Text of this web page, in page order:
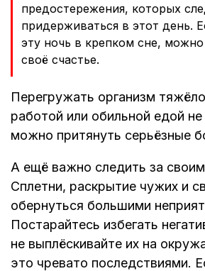
предостережения, которых
придерживаться в этот день.
эту ночь в крепком сне,
своё счастье.
Перегружать организм
работой или обильной едой
можно притянуть серьёзные
А ещё важно следить за
Сплетни, раскрытие чужих и
обернуться большими
Постарайтесь избегать
не выплёскивайте их на
это чревато последствиями.